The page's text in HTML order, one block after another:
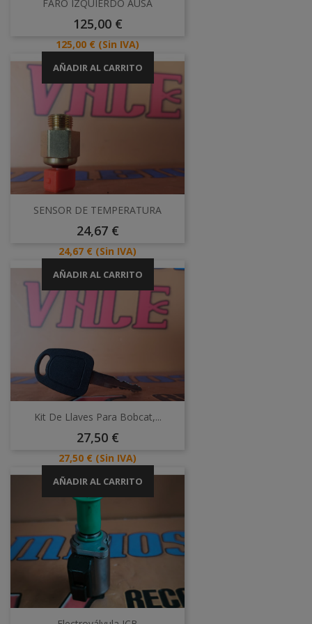
FARO IZQUIERDO AUSA
Precio
125,00 €
Precio
125,00 € (Sin IVA)
AÑADIR AL CARRITO
SENSOR DE TEMPERATURA
Precio
24,67 €
Precio
24,67 € (Sin IVA)
AÑADIR AL CARRITO
Kit De Llaves Para Bobcat,...
Precio
27,50 €
Precio
27,50 € (Sin IVA)
AÑADIR AL CARRITO